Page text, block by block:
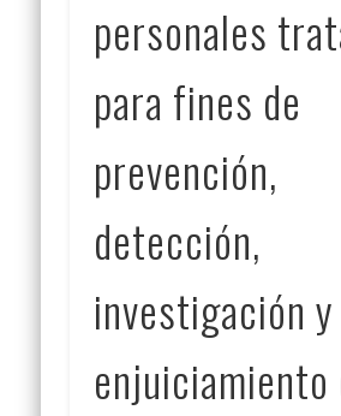
personales
para fines de
prevención,
detección,
investigación y
enjuiciamiento